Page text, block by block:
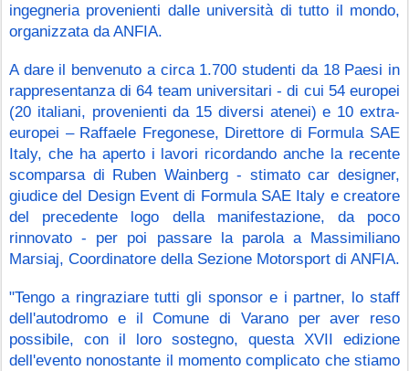
ingegneria provenienti dalle università di tutto il mondo,
organizzata da ANFIA.
A dare il benvenuto a circa 1.700 studenti da 18 Paesi in
rappresentanza di 64 team universitari - di cui 54 europei
(20 italiani, provenienti da 15 diversi atenei) e 10 extra-
europei – Raffaele Fregonese, Direttore di Formula SAE
Italy, che ha aperto i lavori ricordando anche la recente
scomparsa di Ruben Wainberg - stimato car designer,
giudice del Design Event di Formula SAE Italy e creatore
del precedente logo della manifestazione, da poco
rinnovato - per poi passare la parola a Massimiliano
Marsiaj, Coordinatore della Sezione Motorsport di ANFIA.
"Tengo a ringraziare tutti gli sponsor e i partner, lo staff
dell'autodromo e il Comune di Varano per aver reso
possibile, con il loro sostegno, questa XVII edizione
dell'evento nonostante il momento complicato che stiamo